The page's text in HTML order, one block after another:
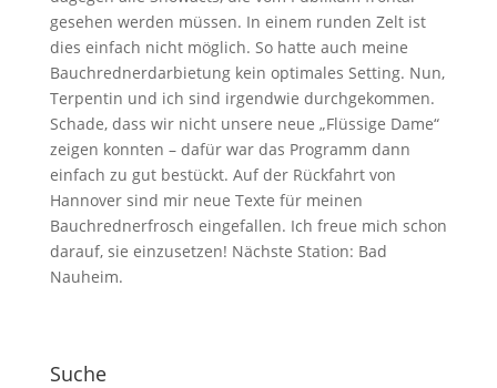
gesehen werden müssen. In einem runden Zelt ist
dies einfach nicht möglich. So hatte auch meine
Bauchrednerdarbietung kein optimales Setting. Nun,
Terpentin und ich sind irgendwie durchgekommen.
Schade, dass wir nicht unsere neue „Flüssige Dame“
zeigen konnten – dafür war das Programm dann
einfach zu gut bestückt. Auf der Rückfahrt von
Hannover sind mir neue Texte für meinen
Bauchrednerfrosch eingefallen. Ich freue mich schon
darauf, sie einzusetzen! Nächste Station: Bad
Nauheim.
Suche